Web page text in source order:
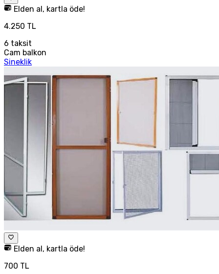
Elden al, kartla öde!
4.250 TL
6 taksit
Cam balkon
Sineklik
Elden al, kartla öde!
700 TL